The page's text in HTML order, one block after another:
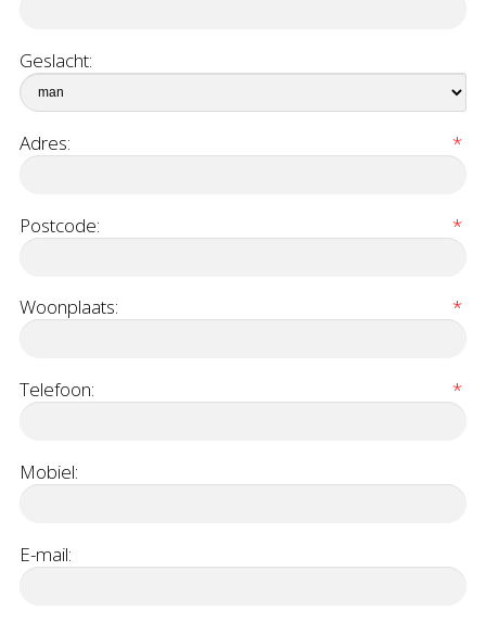
Geslacht:
Adres: *
Postcode: *
Woonplaats: *
Telefoon: *
Mobiel:
E-mail: